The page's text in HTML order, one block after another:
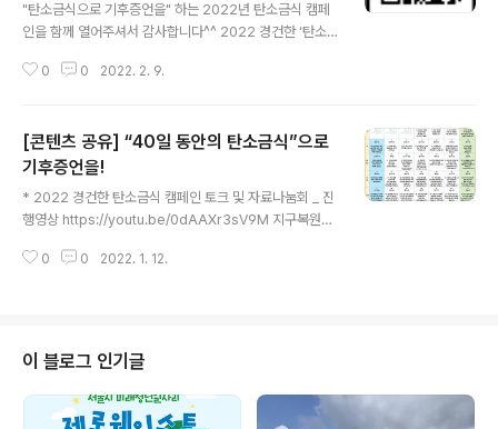
"탄소금식으로 기후증언을" 하는 2022년 탄소금식 캠페
인을 함께 열어주셔서 감사합니다^^ 2022 경건한 ‘탄소
금식으로 기후 증언을”이란 주제로 열렸습니다. 아래 간단
로 묶어서 전달합니다. 올해 공동캠페인은 40일(7주간)의
“기후 증언을 약속하는 신앙실천 운동”으로 진행되는데,
다음 세 가지 의미를 담아 진행합니다. ○ 지구에 고통을 주
며 누려온 것을 고백하며, 지구복원을 위한 저항으로 ‘생태
회심’을 이룹니다. ○ 기후위기와 동료 피조물의 고통을 신
앙공동체와 함께 증언함으로 교회와 사회의 ‘생태 전환’을
0 0 2022. 2. 9.
[콘텐츠 공유] “40일 동안의 탄소금식”으로
기후증언을!
* 2022 경건한 탄소금식 캠페인 토크 및 자료나눔회 _ 진
행영상 https://youtu.be/0dAAXr3sV9M 지구복원10
“40일 동안의 탄소금식”으로 기후증언을! 벌써 3년째 코
터 어떻게 이야기하면 될까요? 기독교환경교육센터_살림
(공동대표 이광섭, 정성진, 김경은, 김은혜, 이숭리)에서는
2022년 올 한 해 내내 만나는 이들 모두와 기후위기 이야
기를 할 것을 제안합니다. “성령이 너희에게 내리시면, 너
0 0 2022. 1. 12.
이 블로그 인기글